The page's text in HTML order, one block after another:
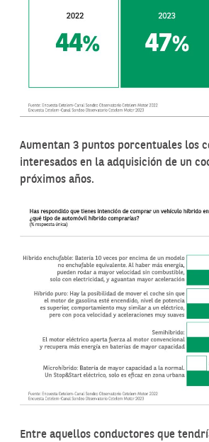
Aumentan 3 puntos porcentuales los
interesados en la adquisición de un
próximos años.
Entre aquellos conductores que